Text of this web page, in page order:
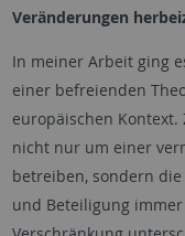
Veränderungen
In meiner Arbeit ging
einer befreienden
europäischen
nicht nur um einer
betreiben, sondern
und Beteiligung